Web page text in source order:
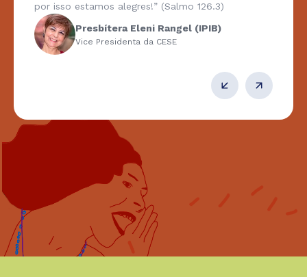
por isso estamos alegres!” (Salmo 126.3)
Presbítera Eleni Rangel (IPIB)
Vice Presidenta da CESE